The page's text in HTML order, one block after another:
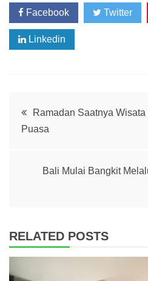
Facebook Twitter
Linkedin
PostRamadan Saatnya
Puasa
Bali Mulai Bangkit
RELATED POSTS